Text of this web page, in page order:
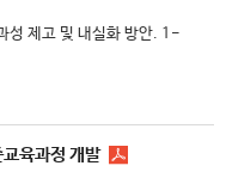
제고 및 내실화 방안. 1-
육과정 개발